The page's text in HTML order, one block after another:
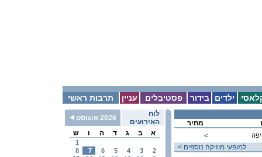
תרבות ראשי עניין פסטיבלים בידור ילדים
לוח
האירועים
2026 אוגוסט
א
ב ג ד ה ו ש
1
2
3
4
5
6
7
8
מחיר
<
< למופעי מוזיקה נוספים